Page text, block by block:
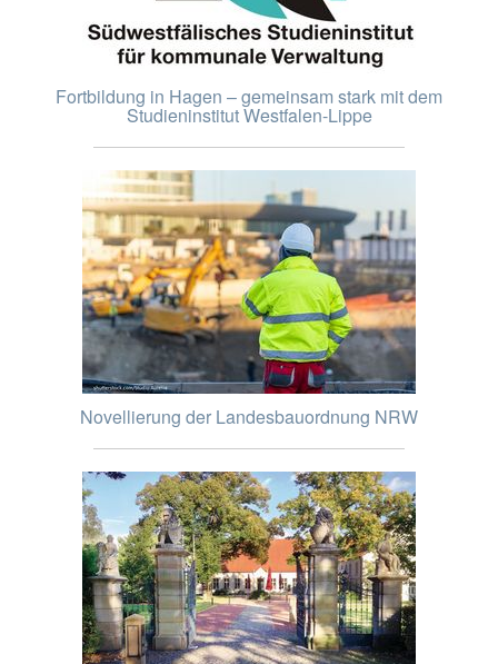
Fortbildung in Hagen – gemeinsam stark mit dem
Studieninstitut Westfalen-Lippe
Novellierung der Landesbauordnung NRW